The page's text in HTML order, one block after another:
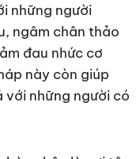
những người
ngâm chân thảo
đau nhức cơ
này còn giúp
với những người có